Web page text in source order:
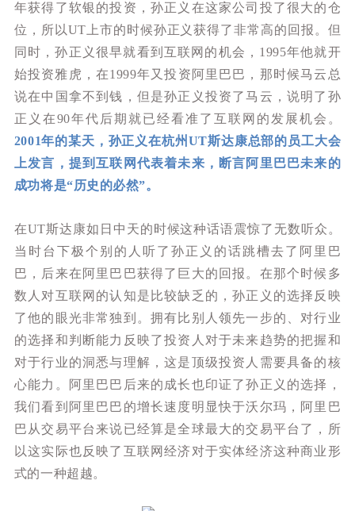
年获得了软银的投资，孙正义在这家公司投了很大的仓
位，所以UT上市的时候孙正义获得了非常高的回报。但
同时，孙正义很早就看到互联网的机会，1995年他就开
始投资雅虎，在1999年又投资阿里巴巴，那时候马云总
说在中国拿不到钱，但是孙正义投资了马云，说明了孙
正义在90年代后期就已经看准了互联网的发展机会。
2001年的某天，孙正义在杭州UT斯达康总部的员工大会
上发言，提到互联网代表着未来，断言阿里巴巴未来的
成功将是“历史的必然”。
在UT斯达康如日中天的时候这种话语震惊了无数听众。
当时台下极个别的人听了孙正义的话跳槽去了阿里巴
巴，后来在阿里巴巴获得了巨大的回报。在那个时候多
数人对互联网的认知是比较缺乏的，孙正义的选择反映
了他的眼光非常独到。拥有比别人领先一步的、对行业
的选择和判断能力反映了投资人对于未来趋势的把握和
对于行业的洞悉与理解，这是顶级投资人需要具备的核
心能力。阿里巴巴后来的成长也印证了孙正义的选择，
我们看到阿里巴巴的增长速度明显快于沃尔玛，阿里巴
巴从交易平台来说已经算是全球最大的交易平台了，所
以这实际也反映了互联网经济对于实体经济这种商业形
式的一种超越。